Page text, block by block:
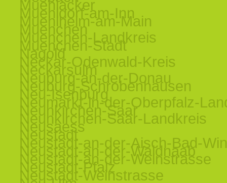
Muehlacker
Muehldorf-am-Inn
Muehlheim-am-Main
Muenchen
Muenchen-Landkreis
Muenchen-Stadt
Nagold
Neckar-Odenwald-Kreis
Neckarsulm
Neuburg-an-der-Donau
Neuburg-Schrobenhausen
Neu-Isenburg
Neumarkt-in-der-Oberpfalz-
Neunkirchen-Saar
Neunkirchen-Saar-Landkreis
Neusaess
Neustadt
Neustadt-an-der-Aisch-Bad-
Neustadt-an-der-Waldnaab
Neustadt-an-der-Weinstrasse
Neustadt-Pfalz
Neustadt-Weinstrasse